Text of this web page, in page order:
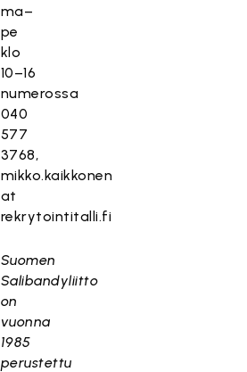
ma–
pe
klo
10–16
numerossa
040
577
3768,
mikko.kaikkonen
at
rekrytointitalli.fi
Suomen
Salibandyliitto
on
vuonna
1985
perustettu